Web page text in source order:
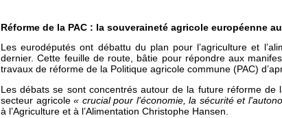
Réforme de la PAC : la souveraineté agricole européenne
Les eurodéputés ont débattu du plan pour l’agriculture et
dernier. Cette feuille de route, bâtie pour répondre aux
travaux de réforme de la Politique agricole commune (PAC)
Les débats se sont concentrés autour de la future réforme de
secteur agricole« crucial pour l'économie, la sécurité et
à l’Agriculture et à l’Alimentation Christophe Hansen.